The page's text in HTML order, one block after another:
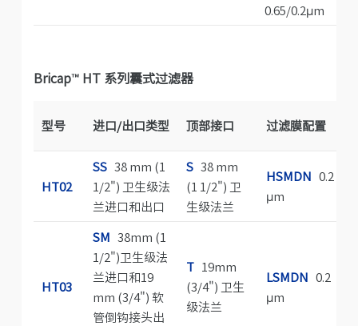
0.65/0.2μm
Bricap™ HT 系列囊式过滤器
型号 进口/出口类型 顶部接口 过滤膜配置
HT02
SS38 mm (1
1/2") 卫生级法
兰进口和出口
S38 mm
(1 1/2") 卫
生级法兰
HSMDN 0.2
μm
HT03
SM 38mm (1
1/2")卫生级法
兰进口和19
mm (3/4") 软
管倒钩接头出
T19mm
(3/4") 卫生
级法兰
LSMDN 0.2
μm